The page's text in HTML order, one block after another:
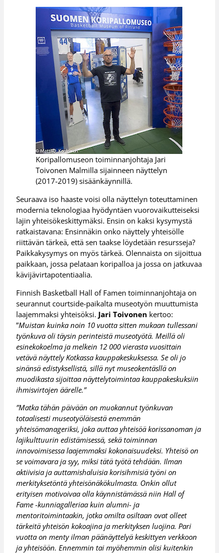
Koripallomuseon toiminnanjohtaja Jari
Toivonen Malmilla sijainneen näyttelyn
(2017-2019) sisäänkäynnillä.
Seuraava iso haaste voisi olla näyttelyn toteuttaminen
modernia teknologiaa hyödyntäen vuorovaikutteiseksi
lajin yhteisökeskittymäksi. Ensin on kaksi kysymystä
ratkaistavana: Ensinnäkin onko näyttely yhteisölle
riittävän tärkeä, että sen taakse löydetään resursseja?
Paikkakysymys on myös tärkeä. Olennaista on sijoittua
paikkaan, jossa pelataan koripalloa ja jossa on jatkuvaa
kävijävirtapotentiaalia.
Finnish Basketball Hall of Famen toiminnanjohtaja on
seurannut courtside-paikalta museotyön muuttumista
laajemmaksi yhteisöksi. Jari Toivonen kertoo:
”Muistan kuinka noin 10 vuotta sitten mukaan tullessani
työnkuva oli täysin perinteistä museotyötä. Meillä oli
esinekokoelma ja melkein 12 000 vierasta vuosittain
vetävä näyttely Kotkassa kauppakeskuksessa. Se oli jo
sinänsä edistyksellistä, sillä nyt museokentäsllä on
muodikasta sijoittaa näyttelytoimintaa kauppakeskuksiin
ihmisvirtojen äärelle.”
”Matka tähän päivään on muokannut työnkuvan
totaalisesti museotyöläisestä enemmän
yhteisömanageriksi, joka auttaa yhteisöä korissanoman ja
lajikulttuurin edistämisessä, sekä toiminnan
innovoimisessa laajemmaksi kokonaisuudeksi. Yhteisö on
se voimavara ja syy, miksi tätä työtä tehdään. Ilman
aktiivisia ja auttamishaluisia korisihmisiä työni on
merkityksetöntä yhteisönäkökulmasta. Onkin ollut
erityisen motivoivaa olla käynnistämässä niin Hall of
Fame -kunniagalleriaa kuin alumni- ja
mentoritoimintaakin, jotka omilta osiltaan ovat olleet
tärkeitä yhteisön kokoajina ja merkityksen luojina. Pari
vuotta on menty ilman päänäyttelyä keskittyen verkkoon
ja yhteisöön. Ennemmin tai myöhemmin olisi kuitenkin